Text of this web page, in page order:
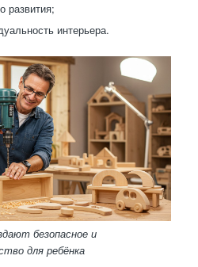
развития;
интерьера.
безопасное и
для ребёнка